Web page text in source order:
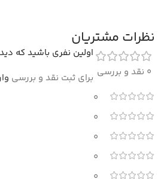
نظرات مشتریان
0 نقد و بررسی
0
0
0
0
اولین نفری باشید که دیدگاهی
برای ثبت نقد و بررسی